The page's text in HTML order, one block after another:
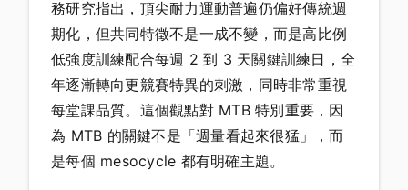
務研究指出，頂尖耐力運動普遍仍偏好傳統週
期化，但共同特徵不是一成不變，而是高比例
低強度訓練配合每週 2 到 3 天關鍵訓練日，全
年逐漸轉向更競賽特異的刺激，同時非常重視
每堂課品質。這個觀點對 MTB 特別重要，因
為 MTB 的關鍵不是「週量看起來很猛」，而
是每個 mesocycle 都有明確主題。